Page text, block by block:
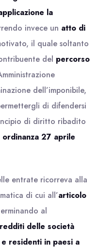
la
invece un atto di
il quale soltanto
del percorso
dell’imponibile,
di difendersi
di diritto ribadito
ordinanza 27 aprile
entrate ricorreva alla
di cui all’articolo
al
delle società
residenti in paesi a